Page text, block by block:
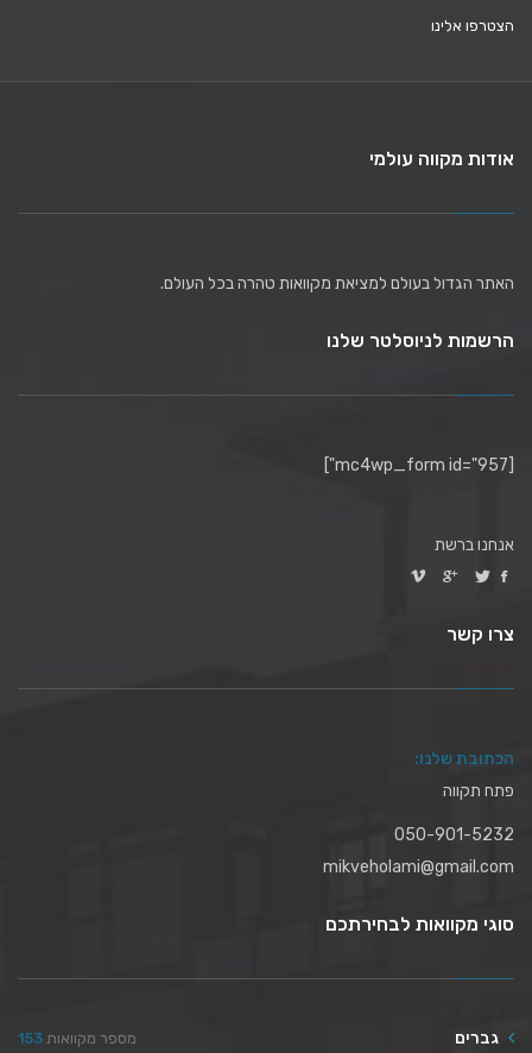
הצטרפו אלינו
אודות מקווה עולמי
האתר הגדול בעולם למציאת מקוואות טהרה בכל העולם.
הרשמות לניוסלטר שלנו
[mc4wp_form id="957"]
אנחנו ברשת
צרו קשר
הכתובת שלנו:
פתח תקווה
050-901-5232
mikveholami@gmail.com
סוגי מקוואות לבחירתכם
גברים 153 מספר מקוואות